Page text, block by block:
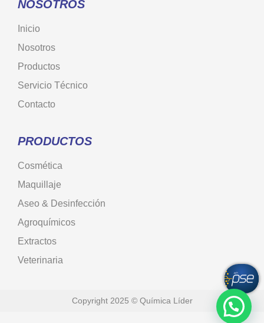
NOSOTROS
Inicio
Nosotros
Productos
Servicio Técnico
Contacto
PRODUCTOS
Cosmética
Maquillaje
Aseo & Desinfección
Agroquímicos
Extractos
Veterinaria
Copyright 2025 © Química Líder